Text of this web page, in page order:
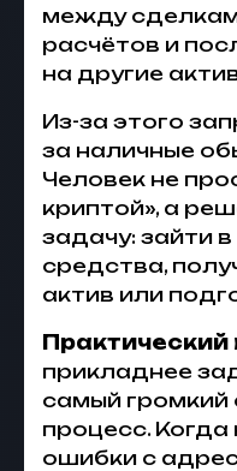
между
расчётов и
на другие
Из-за этого
за наличные
Человек не
криптой», а
задачу: зайти
средства,
актив или
прикладнее
самый
процесс. Когда
ошибки с